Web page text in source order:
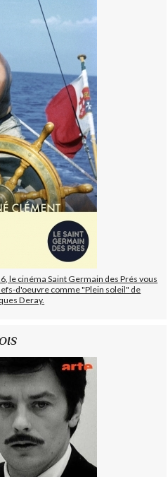
le cinéma Saint Germain des Prés vous
d'oeuvre comme "Plein soleil" de
Deray.